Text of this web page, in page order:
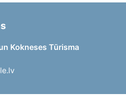
Kokneses Tūrisma